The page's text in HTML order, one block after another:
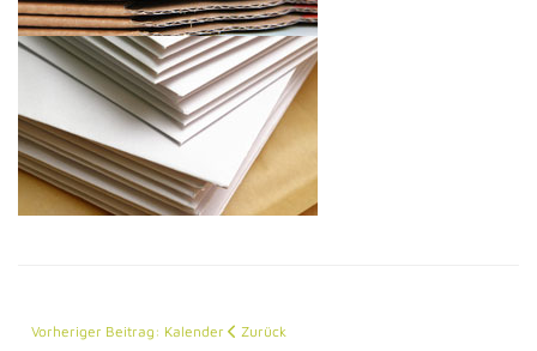
Vorheriger Beitrag: Kalender
Zurück